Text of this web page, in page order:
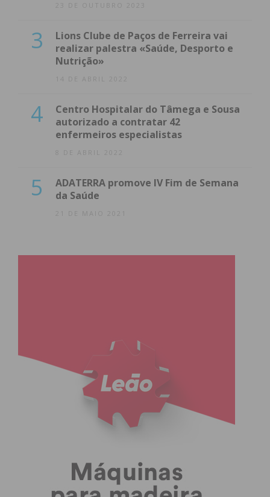
23 DE OUTUBRO 2023
3
Lions Clube de Paços de Ferreira vai
realizar palestra «Saúde, Desporto e
Nutrição»
14 DE ABRIL 2022
4
Centro Hospitalar do Tâmega e Sousa
autorizado a contratar 42
enfermeiros especialistas
8 DE ABRIL 2022
5
ADATERRA promove IV Fim de Semana
da Saúde
21 DE MAIO 2021